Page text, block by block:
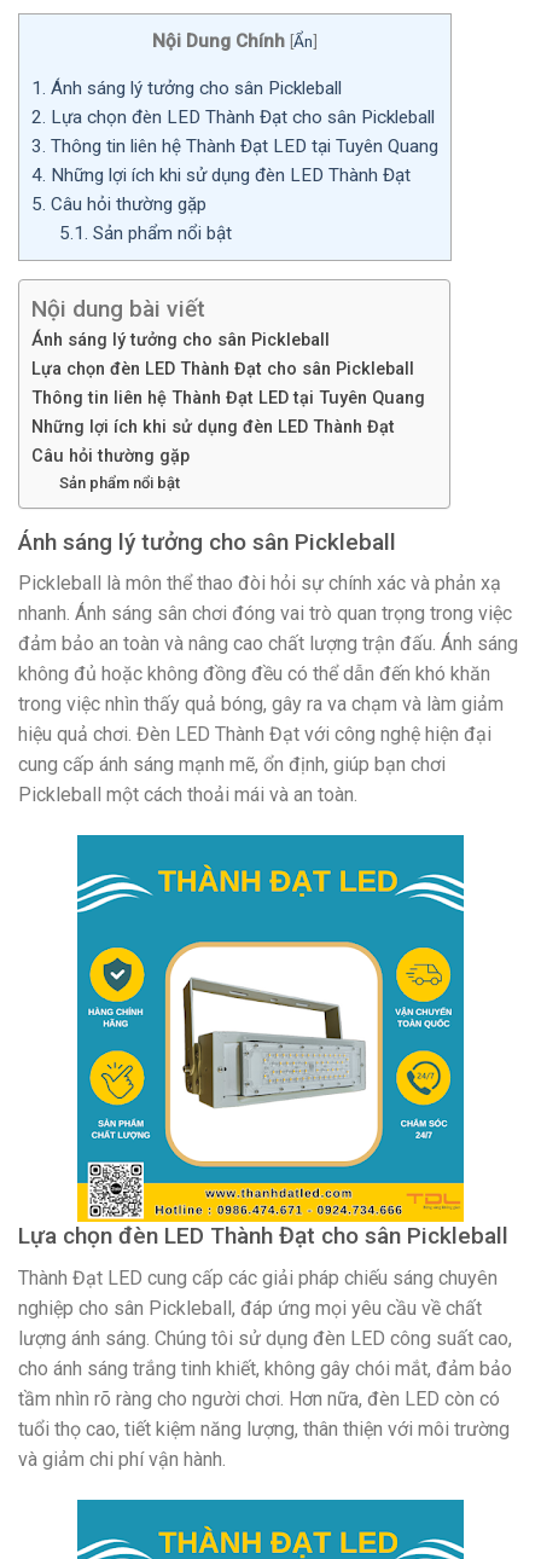
Nội Dung Chính [Ẩn]
1. Ánh sáng lý tưởng cho sân Pickleball
2. Lựa chọn đèn LED Thành Đạt cho sân Pickleball
3. Thông tin liên hệ Thành Đạt LED tại Tuyên Quang
4. Những lợi ích khi sử dụng đèn LED Thành Đạt
5. Câu hỏi thường gặp
5.1. Sản phẩm nổi bật
Nội dung bài viết
Ánh sáng lý tưởng cho sân Pickleball
Lựa chọn đèn LED Thành Đạt cho sân Pickleball
Thông tin liên hệ Thành Đạt LED tại Tuyên Quang
Những lợi ích khi sử dụng đèn LED Thành Đạt
Câu hỏi thường gặp
Sản phẩm nổi bật
Ánh sáng lý tưởng cho sân Pickleball
Pickleball là môn thể thao đòi hỏi sự chính xác và phản xạ
nhanh. Ánh sáng sân chơi đóng vai trò quan trọng trong việc
đảm bảo an toàn và nâng cao chất lượng trận đấu. Ánh sáng
không đủ hoặc không đồng đều có thể dẫn đến khó khăn
trong việc nhìn thấy quả bóng, gây ra va chạm và làm giảm
hiệu quả chơi. Đèn LED Thành Đạt với công nghệ hiện đại
cung cấp ánh sáng mạnh mẽ, ổn định, giúp bạn chơi
Pickleball một cách thoải mái và an toàn.
Lựa chọn đèn LED Thành Đạt cho sân Pickleball
Thành Đạt LED cung cấp các giải pháp chiếu sáng chuyên
nghiệp cho sân Pickleball, đáp ứng mọi yêu cầu về chất
lượng ánh sáng. Chúng tôi sử dụng đèn LED công suất cao,
cho ánh sáng trắng tinh khiết, không gây chói mắt, đảm bảo
tầm nhìn rõ ràng cho người chơi. Hơn nữa, đèn LED còn có
tuổi thọ cao, tiết kiệm năng lượng, thân thiện với môi trường
và giảm chi phí vận hành.